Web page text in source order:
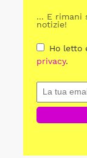
... E rimani
notizie!
Ho letto
privacy.